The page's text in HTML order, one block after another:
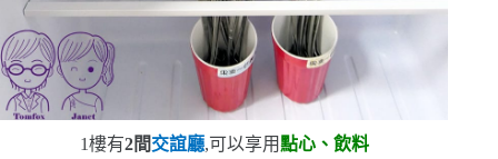
1樓有2間交誼廳,可以享用點心、飲料